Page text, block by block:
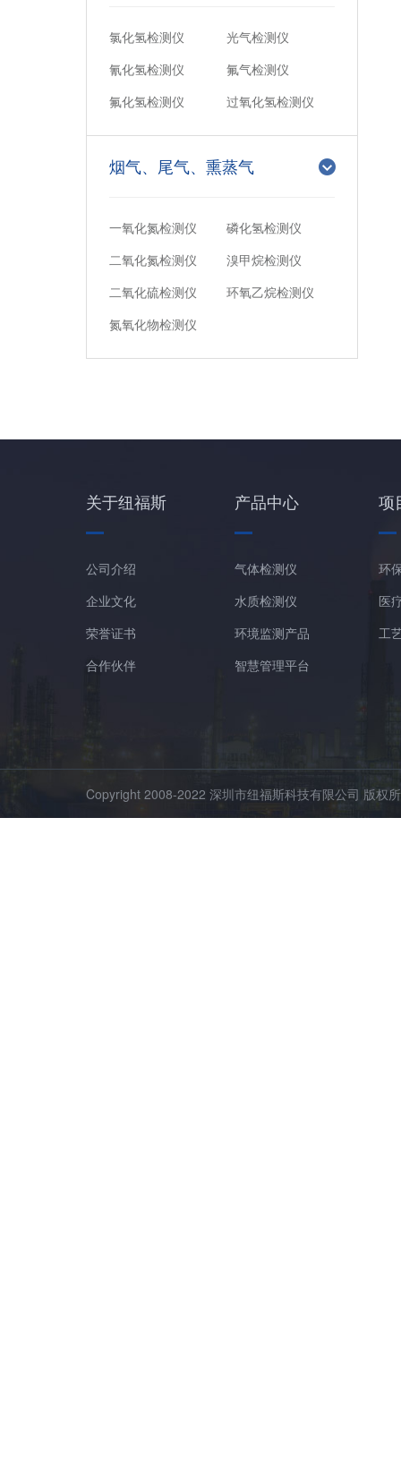
氯化氢检测仪
光气检测仪
氰化氢检测仪
氟气检测仪
氟化氢检测仪
过氧化氢检测仪
烟气、尾气、熏蒸气
一氧化氮检测仪
磷化氢检测仪
二氧化氮检测仪
溴甲烷检测仪
二氧化硫检测仪
环氧乙烷检测仪
氮氧化物检测仪
关于纽福斯
公司介绍
企业文化
荣誉证书
合作伙伴
产品中心
气体检测仪
水质检测仪
环境监测产品
智慧管理平台
项
环
医
工
Copyright 2008-2022 深圳市纽福斯科技有限公司 版